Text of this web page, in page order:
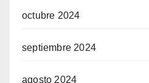
octubre 2024
septiembre 2024
agosto 2024